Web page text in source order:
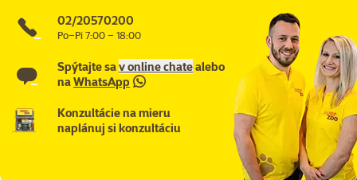
02/20570200
Po–Pi 7:00 – 18:00
Spýtajte sav online chatealebo
naWhatsApp
Konzultácie na mieru
naplánuj si konzultáciu